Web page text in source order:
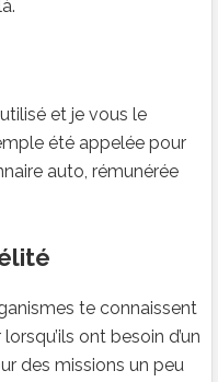
et je vous le
été appelée pour
auto, rémunérée
te connaissent
ont besoin d’un
des missions un peu